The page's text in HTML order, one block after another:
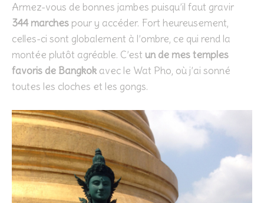
Armez-vous de bonnes jambes puisqu’il faut gravir
344 marches pour y accéder. Fort heureusement,
celles-ci sont globalement à l’ombre, ce qui rend la
montée plutôt agréable. C’est un de mes temples
favoris de Bangkok avec le Wat Pho, où j’ai sonné
toutes les cloches et les gongs.